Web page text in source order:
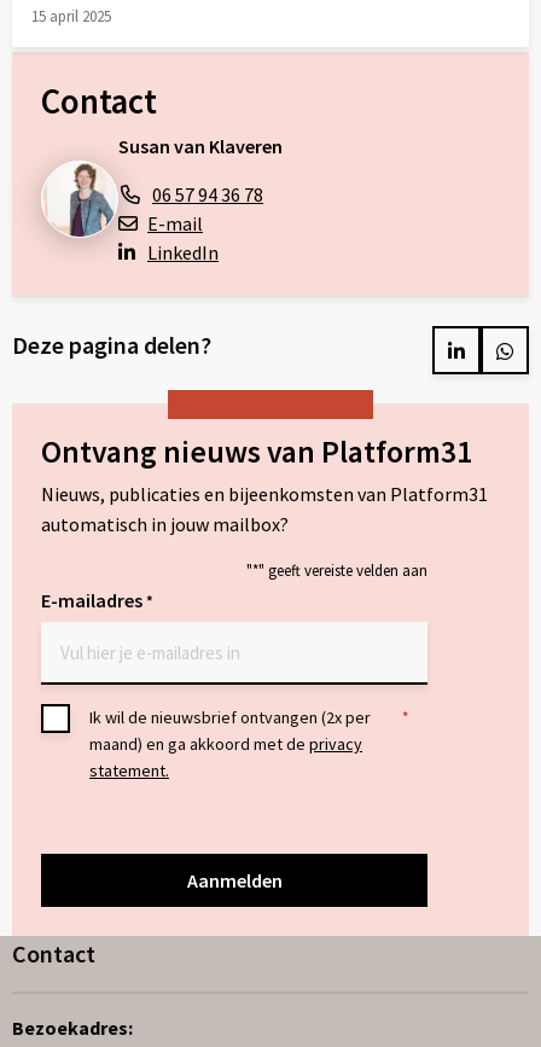
15 april 2025
over
Contact
Susan van Klaveren
06 57 94 36 78
E-mail
LinkedIn
Deze pagina delen?
Delen
LinkedIn
Ontvang nieuws van Platform31
Nieuws, publicaties en bijeenkomsten van Platform31
automatisch in jouw mailbox?
"*" geeft vereiste velden aan
E-mailadres*
Toestemming
Ik wil de nieuwsbrief ontvangen (2x per
maand) en ga akkoord met de privacy
statement.
*
Contact
Bezoekadres: